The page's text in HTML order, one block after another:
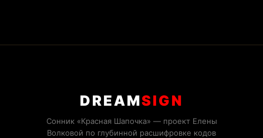
DREAMSIGN
Сонник «Красная Шапочка» — проект Елены
Волковой по глубинной расшифровке кодов